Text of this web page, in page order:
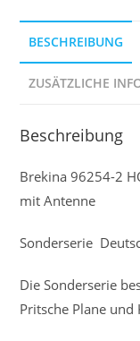
BESCHREIBUNG
ZUSÄTZLICHE
Beschreibung
Brekina 96254-2
mit Antenne
Sonderserie
Die Sonderserie
Pritsche Plane und